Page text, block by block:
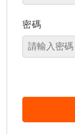
密碼